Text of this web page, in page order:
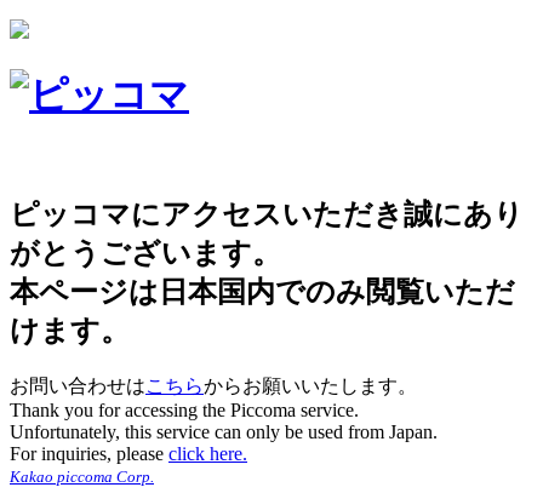
ピッコマにアクセスいただき誠にあり
がとうございます。
本ページは日本国内でのみ閲覧いただ
けます。
お問い合わせはこちらからお願いいたします。
Thank you for accessing the Piccoma service.
Unfortunately, this service can only be used from Japan.
For inquiries, please click here.
Kakao piccoma Corp.